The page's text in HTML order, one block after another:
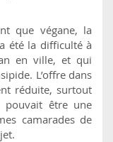
que végane, la
été la difficulté à
en ville, et qui
L’offre dans
réduite, surtout
pouvait être une
camarades de